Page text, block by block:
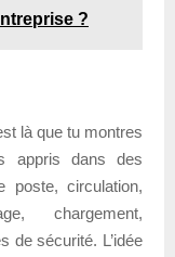
?
là que tu montres
appris dans des
poste, circulation,
chargement,
de sécurité. L’idée